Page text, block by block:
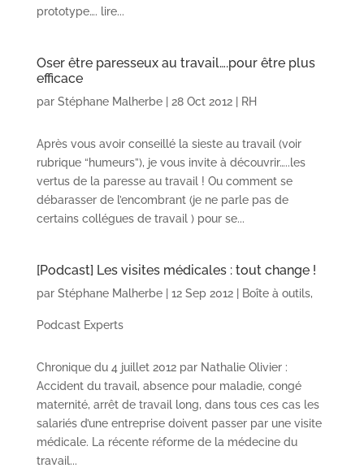
prototype…. lire...
Oser être paresseux au travail….pour être plus
efficace
par Stéphane Malherbe| 28 Oct 2012| RH
Après vous avoir conseillé la sieste au travail (voir
rubrique “humeurs”), je vous invite à découvrir…..les
vertus de la paresse au travail ! Ou comment se
débarasser de l’encombrant (je ne parle pas de
certains collégues de travail ) pour se...
[Podcast] Les visites médicales : tout change !
par Stéphane Malherbe| 12 Sep 2012| Boîte à outils,
Podcast Experts
Chronique du 4 juillet 2012 par Nathalie Olivier :
Accident du travail, absence pour maladie, congé
maternité, arrêt de travail long, dans tous ces cas les
salariés d’une entreprise doivent passer par une visite
médicale. La récente réforme de la médecine du
travail...